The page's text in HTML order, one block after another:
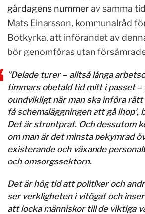
gårdagens nummerav samma
Mats Einarsson, kommunalråd
Botkyrka, att införandet av
bör genomföras utan
”Delade turer – alltså långa
timmars obetald tid mitt i passet –
oundvikligt när man ska införa rätt
få schemaläggningen att gå ihop’,
Det är struntprat. Och dessutom
om man är det minsta bekymrad
existerande och växande
och omsorgssektorn.
Det är hög tid att politiker och
ser verkligheten i vitögat och
att locka människor till de viktiga